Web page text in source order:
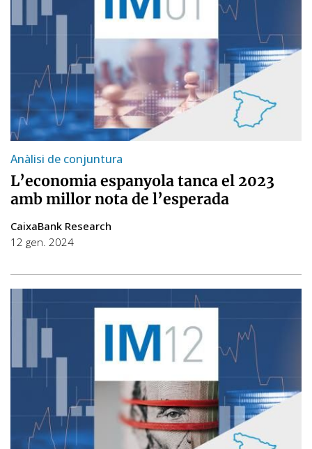
Anàlisi de conjuntura
L’economia espanyola tanca el 2023
amb millor nota de l’esperada
CaixaBank Research
12 gen. 2024